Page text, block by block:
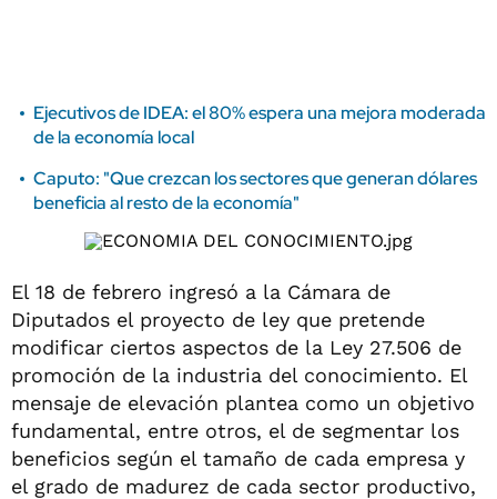
Ejecutivos de IDEA: el 80% espera una mejora moderada
de la economía local
Caputo: "Que crezcan los sectores que generan dólares
beneficia al resto de la economía"
El 18 de febrero ingresó a la Cámara de
Diputados el proyecto de ley que pretende
modificar ciertos aspectos de la Ley 27.506 de
promoción de la industria del conocimiento. El
mensaje de elevación plantea como un objetivo
fundamental, entre otros, el de segmentar los
beneficios según el tamaño de cada empresa y
el grado de madurez de cada sector productivo,